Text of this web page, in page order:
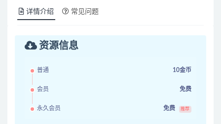
详情介绍 常见问题
资源信息
普通 10金币
会员 免费
永久会员 免费 推荐